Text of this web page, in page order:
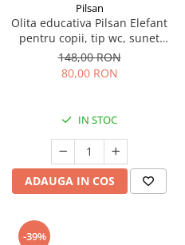
Pilsan
Olita educativa Pilsan Elefant
pentru copii, tip wc, sunet
sifon, suport hartie
148,00 RON
80,00 RON
IN STOC
ADAUGA IN COS
-39%